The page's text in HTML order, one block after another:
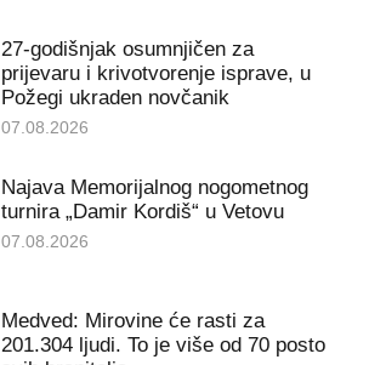
27-godišnjak osumnjičen za
prijevaru i krivotvorenje isprave, u
Požegi ukraden novčanik
07.08.2026
Najava Memorijalnog nogometnog
turnira „Damir Kordiš“ u Vetovu
07.08.2026
Medved: Mirovine će rasti za
201.304 ljudi. To je više od 70 posto